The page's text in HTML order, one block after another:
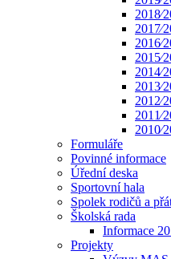
Formuláře
Povinné informace
Úřední deska
Sportovní hala
Spolek rodičů a
Školská rada
Informace
Projekty